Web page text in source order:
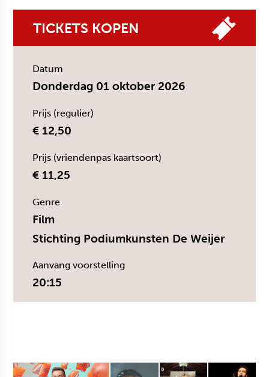
TICKETS KOPEN
Datum
Donderdag 01 oktober 2026
Prijs (regulier)
€ 12,50
Prijs (vriendenpas kaartsoort)
€ 11,25
Genre
Film
Stichting Podiumkunsten De Weijer
Aanvang voorstelling
20:15